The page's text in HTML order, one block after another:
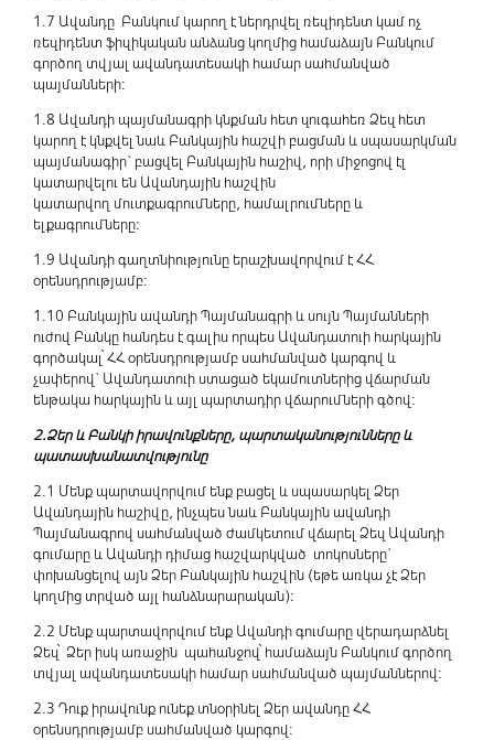
1.7 Ավանդը Բանկում կարող է ներդրվել ռեզիդենտ կամ ոչ
ռեզիդենտ ֆիզիկական անձանց կողմից համաձայն Բանկում
գործող տվյալ ավանդատեսակի համար սահմանված
պայմանների:
1.8 Ավանդի պայմանագրի կնքման հետ զուգահեռ Ձեզ հետ
կարող է կնքվել նաև Բանկային հաշվի բացման և սպասարկման
պայմանագիր` բացվել Բանկային հաշիվ, որի միջոցով էլ
կատարվելու են Ավանդային հաշվին
կատարվող մուտքագրումները, համալրումները և
ելքագրումները:
1.9 Ավանդի գաղտնիությունը երաշխավորվում է ՀՀ
օրենսդրությամբ:
1.10 Բանկային ավանդի Պայմանագրի և սույն Պայմանների
ուժով Բանկը հանդես է գալիս որպես Ավանդատուի հարկային
գործակալ՝ ՀՀ օրենսդրությամբ սահմանված կարգով և
չափերով` Ավանդատուի ստացած եկամուտներից վճարման
ենթակա հարկային և այլ պարտադիր վճարումների գծով:
2.Ձեր և Բանկի իրավունքները, պարտականությունները և
պատասխանատվությունը
2.1 Մենք պարտավորվում ենք բացել և սպասարկել Ձեր
Ավանդային հաշիվը, ինչպես նաև Բանկային ավանդի
Պայմանագրով սահմանված ժամկետում վճարել Ձեզ Ավանդի
գումարը և Ավանդի դիմաց հաշվարկված տոկոսները`
փոխանցելով այն Ձեր Բանկային հաշվին (եթե առկա չէ Ձեր
կողմից տրված այլ հանձնարարական):
2.2 Մենք պարտավորվում ենք Ավանդի գումարը վերադարձնել
Ձեզ՝ Ձեր իսկ առաջին պահանջով՝ համաձայն Բանկում գործող
տվյալ ավանդատեսակի համար սահմանված պայմաններով:
2.3 Դուք իրավունք ունեք տնօրինել Ձեր ավանդը ՀՀ
օրենսդրությամբ սահմանված կարգով: